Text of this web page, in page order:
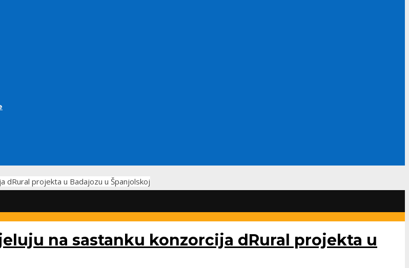
dRural projekta u Badajozu u Španjolskoj
na sastanku konzorcija dRural projekta u